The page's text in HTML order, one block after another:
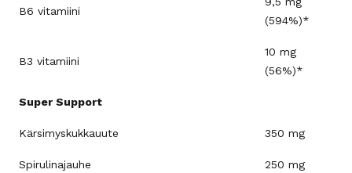
B6 vitamiini
(594%)*
B3 vitamiini
10 mg
(56%)*
Super Support
Kärsimyskukkauute 350 mg
Spirulinajauhe 250 mg